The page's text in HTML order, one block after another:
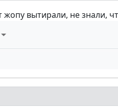
вытирали, не знали,